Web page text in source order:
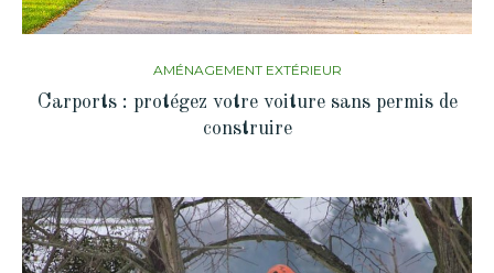
AMÉNAGEMENT EXTÉRIEUR
Carports : protégez votre voiture sans permis de
construire